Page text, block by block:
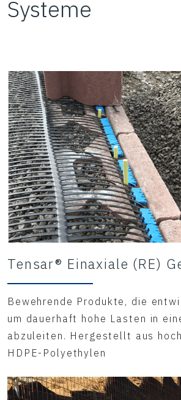
Systeme
Tensar® Einaxiale (RE)
Bewehrende Produkte, die
um dauerhaft hohe Lasten in
abzuleiten. Hergestellt aus
HDPE-Polyethylen